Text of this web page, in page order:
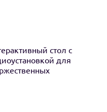
стол с
для